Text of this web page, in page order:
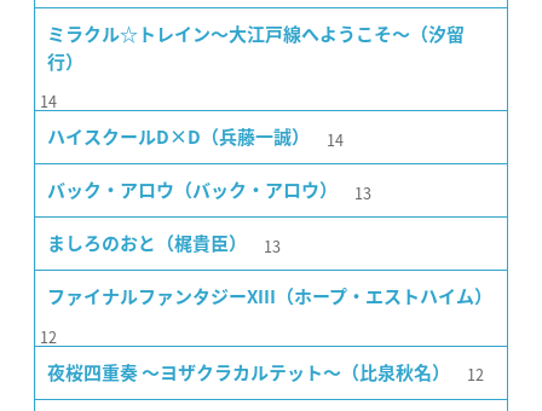
ミラクル☆トレイン〜大江戸線へようこそ〜（汐留
行）
14
ハイスクールD×D（兵藤一誠） 14
バック・アロウ（バック・アロウ） 13
ましろのおと（梶貴臣） 13
ファイナルファンタジーXIII（ホープ・エストハイム）
12
夜桜四重奏 〜ヨザクラカルテット〜（比泉秋名） 12